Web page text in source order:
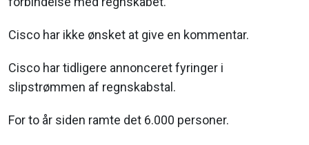
Cisco har ikke ønsket at give en kommentar.
Cisco har tidligere annonceret fyringer i
slipstrømmen af regnskabstal.
For to år siden ramte det 6.000 personer.